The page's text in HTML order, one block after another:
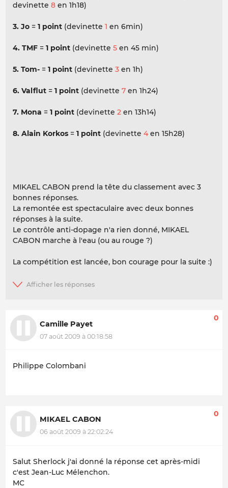
devinette 8 en 1h18)
3. Jo = 1 point (devinette 1 en 6min)
4. TMF = 1 point (devinette 5 en 45 min)
5. Tom- = 1 point (devinette 3 en 1h)
6. Valflut = 1 point (devinette 7 en 1h24)
7. Mona = 1 point (devinette 2 en 13h14)
8. Alain Korkos = 1 point (devinette 4en 15h28)
MIKAEL CABON prend la tête du classement avec 3
bonnes réponses.
La remontée est spectaculaire avec deux bonnes
réponses à la suite.
Le contrôle anti-dopage n'a rien donné, MIKAEL
CABON marche à l'eau (ou au rouge ?)
La compétition est lancée, bon courage pour la suite :)
Camille Payet
07 août 2009 à 00:18:58
0
Philippe Colombani
MIKAEL CABON
06 août 2009 à 22:02:24
0
Salut Sherlock j'ai donné la réponse cet après-midi
c'est Jean-Luc Mélenchon.
MC